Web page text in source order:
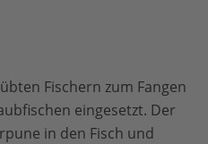
Fischern zum Fangen
eingesetzt. Der
in den Fisch und